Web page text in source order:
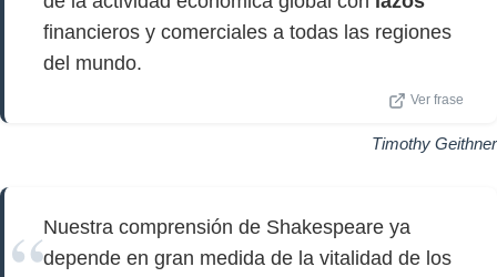
financieros y comerciales a todas las regiones
del mundo.
Ver frase
Timothy Geithner
Nuestra comprensión de Shakespeare ya
depende en gran medida de la vitalidad de los